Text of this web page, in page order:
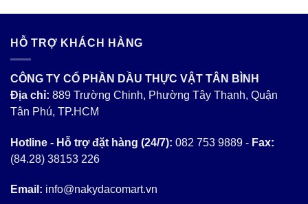
HỖ TRỢ KHÁCH HÀNG
CÔNG TY CỔ PHẦN DẦU THỰC VẬT TÂN BÌNH
Địa chỉ: 889 Trường Chinh, Phường Tây Thạnh, Quận
Tân Phú, TP.HCM
Hotline - Hỗ trợ đặt hàng (24/7): 082 753 9889 - Fax:
(84.28) 38153 226
Email: info@nakydacomart.vn